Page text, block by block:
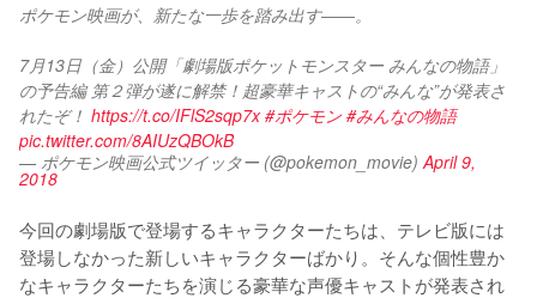
ポケモン映画が、新たな一歩を踏み出す――。
7月13日（金）公開「劇場版ポケットモンスター みんなの物語」
の予告編 第２弾が遂に解禁！超豪華キャストの“みんな”が発表さ
れたぞ！ https://t.co/IFlS2sqp7x #ポケモン #みんなの物語
pic.twitter.com/8AIUzQBOkB
— ポケモン映画公式ツイッター (@pokemon_movie) April 9,
2018
今回の劇場版で登場するキャラクターたちは、テレビ版には
登場しなかった新しいキャラクターばかり。そんな個性豊か
なキャラクターたちを演じる豪華な声優キャストが発表され